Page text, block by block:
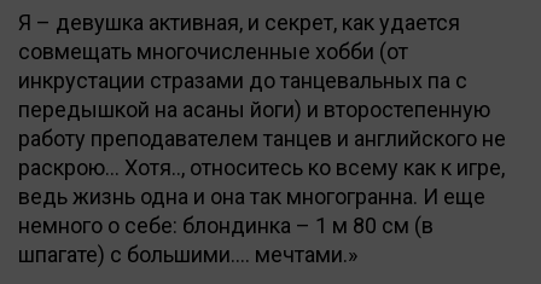
Я – девушка активная, и секрет, как удается
совмещать многочисленные хобби (от
инкрустации стразами до танцевальных па с
передышкой на асаны йоги) и второстепенную
работу преподавателем танцев и английского не
раскрою… Хотя.., относитесь ко всему как к игре,
ведь жизнь одна и она так многогранна. И еще
немного о себе: блондинка – 1 м 80 см (в
шпагате) с большими…. мечтами.»